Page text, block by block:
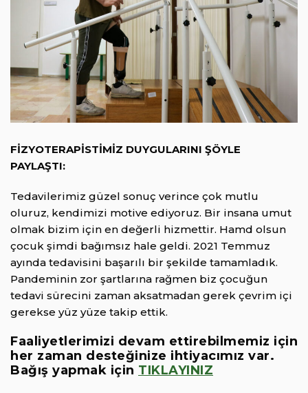
FİZYOTERAPİSTİMİZ DUYGULARINI ŞÖYLE
PAYLAŞTI:
Tedavilerimiz güzel sonuç verince çok mutlu
oluruz, kendimizi motive ediyoruz. Bir insana umut
olmak bizim için en değerli hizmettir. Hamd olsun
çocuk şimdi bağımsız hale geldi. 2021 Temmuz
ayında tedavisini başarılı bir şekilde tamamladık.
Pandeminin zor şartlarına rağmen biz çocuğun
tedavi sürecini zaman aksatmadan gerek çevrim içi
gerekse yüz yüze takip ettik.
Faaliyetlerimizi devam ettirebilmemiz için
her zaman desteğinize ihtiyacımız var.
Bağış yapmak için TIKLAYINIZ